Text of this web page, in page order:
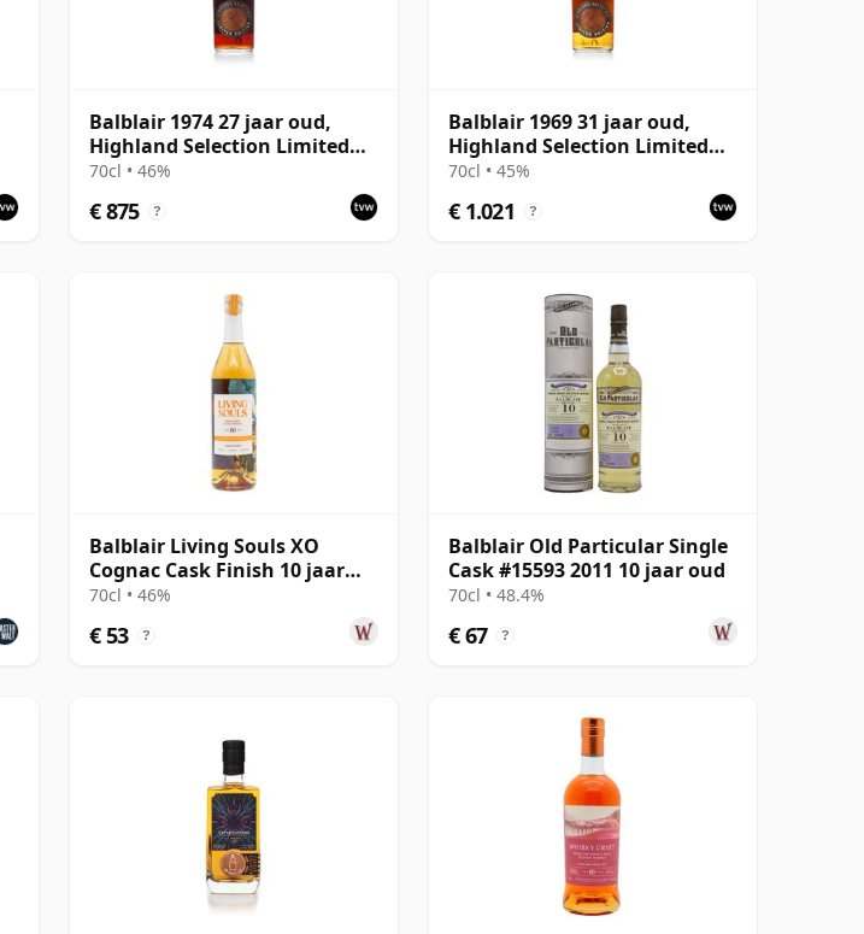
Balblair 1974 27 jaar oud,
Highland Selection Limited
Edition 2001 Bottling
70cl • 46%
€ 875 ?
Balblair 1969 31 jaar oud,
Highland Selection Limited
Edition 2000 Bottling
70cl • 45%
€ 1.021 ?
Balblair Living Souls XO
Cognac Cask Finish 10 jaar
oud
70cl • 46%
€ 53 ?
Balblair Old Particular Single
Cask #15593 2011 10 jaar oud
70cl • 48.4%
€ 67 ?